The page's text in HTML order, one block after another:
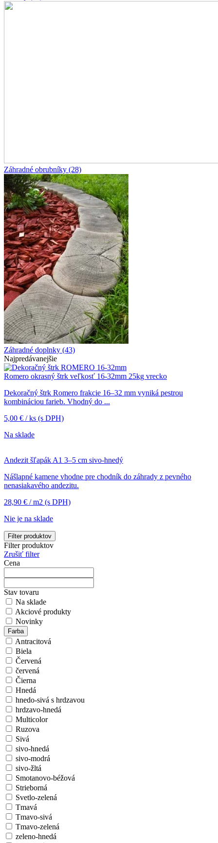
Záhradné obrubníky (28)
Záhradné doplnky (43)
Najpredávanejšie
Romero okrasný štrk veľkosť 16-32mm 25kg vrecko
Dekoračný štrk Romero frakcie 16–32 mm vyniká pestrou
kombináciou farieb. Vhodný do ...
5,00 € / ks (s DPH)
Na sklade
Andezit šľapák A1 3–5 cm sivo-hnedý
Nášlapné kamene vhodne pre chodník do záhrady z pevného
nenasiakavého andezitu.
28,90 € / m2 (s DPH)
Nie je na sklade
Filter produktov
Filter produktov
Zrušiť filter
Cena
Stav tovaru
Na sklade
Akciové produkty
Novinky
Farba
Antracitová
Biela
Červená
červená
Čierna
Hnedá
hnedo-sivá s hrdzavou
hrdzavo-hnedá
Multicolor
Ruzova
Sivá
sivo-hnedá
sivo-modrá
sivo-žltá
Smotanovo-béžová
Strieborná
Svetlo-zelená
Tmavá
Tmavo-sivá
Tmavo-zelená
zeleno-hnedá